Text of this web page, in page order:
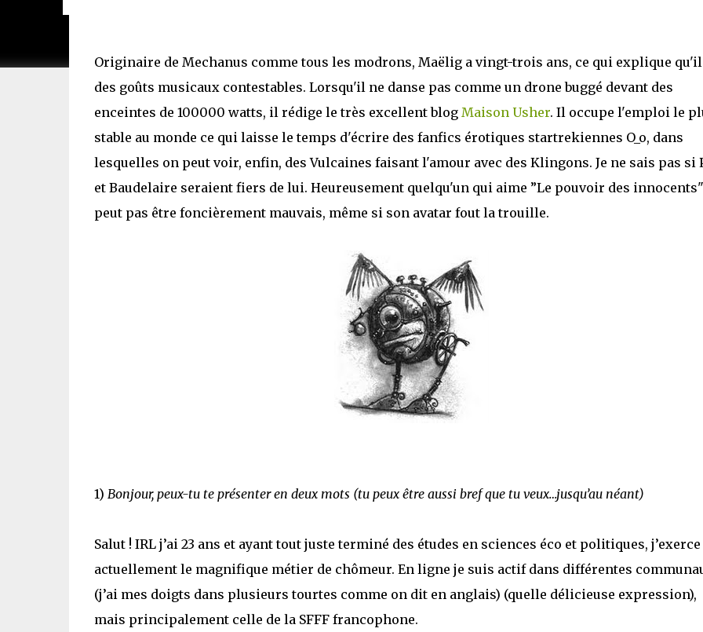
Originaire de Mechanus comme tous les modrons, Maëlig a vingt-trois ans, ce qui explique
des goûts musicaux contestables. Lorsqu'il ne danse pas comme un drone buggé devant des
enceintes de 100000 watts, il rédige le très excellent blog Maison Usher. Il occupe l'emploi le
stable au monde ce qui laisse le temps d'écrire des fanfics érotiques startrekiennes O_o, dans
lesquelles on peut voir, enfin, des Vulcaines faisant l'amour avec des Klingons. Je ne sais pas si
et Baudelaire seraient fiers de lui. Heureusement quelqu'un qui aime ”Le pouvoir des
peut pas être foncièrement mauvais, même si son avatar fout la trouille.
1) Bonjour, peux-tu te présenter en deux mots (tu peux être aussi bref que tu veux…jusqu’au néant)
Salut ! IRL j’ai 23 ans et ayant tout juste terminé des études en sciences éco et politiques, j’exerce
actuellement le magnifique métier de chômeur. En ligne je suis actif dans différentes
(j’ai mes doigts dans plusieurs tourtes comme on dit en anglais) (quelle délicieuse expression),
mais principalement celle de la SFFF francophone.